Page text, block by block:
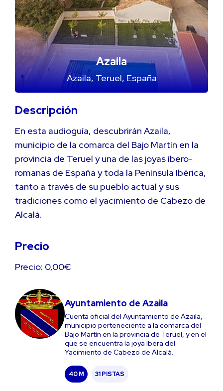
Azaila
Azaila, Teruel, España
Descripción
En esta audioguía, descubrirán Azaila,
municipio de la comarca del Bajo Martín en la
provincia de Teruel y una de las joyas íbero-
romanas de España y toda la Península Ibérica,
tanto a través de su pueblo actual y sus
tradiciones como el yacimiento de Cabezo de
Alcalá.
Precio
Precio: 0,00€
Ayuntamiento de Azaila
Cuenta oficial del Ayuntamiento de Azaila,
municipio perteneciente a la comarca del
Bajo Martín en la provincia de Teruel, y en el
que se encuentra la joya íbera del
Yacimiento de Cabezo de Alcalá.
40 M 31 PISTAS